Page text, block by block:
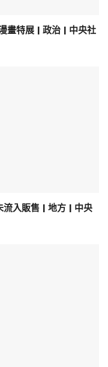
畫特展 | 政治 | 中央社
流入販售 | 地方 | 中央